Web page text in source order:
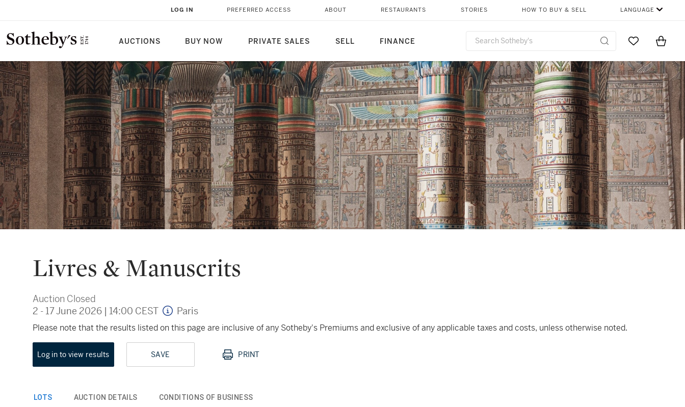
AUCTIONS BUY NOW PRIVATE SALES SELL FINANCE
LOG IN PREFERRED ACCESS ABOUT RESTAURANTS STORIES HOW TO BUY & SELL LANGUAGE
Go to MyItems
Livres & Manuscrits
Auction Closed
2 - 17 June 2026 | 14:00 CEST Paris
Please note that the results listed on this page are inclusive of any Sotheby's Premiums and exclusive of any applicable taxes and costs, unless otherwise noted.
Log in to view results SAVE PRINT
LOTS AUCTION DETAILS CONDITIONS OF BUSINESS